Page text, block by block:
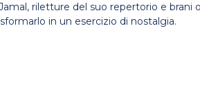
riletture del suo repertorio e brani
in un esercizio di nostalgia.